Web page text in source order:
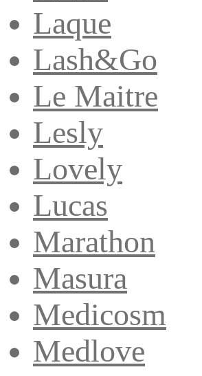
Laque
Lash&Go
Le Maitre
Lesly
Lovely
Lucas
Marathon
Masura
Medicosm
Medlove